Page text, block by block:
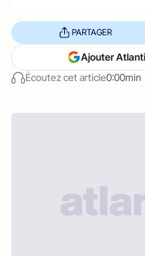
Écoutez cet article0:00min
PARTAGER
Ajouter